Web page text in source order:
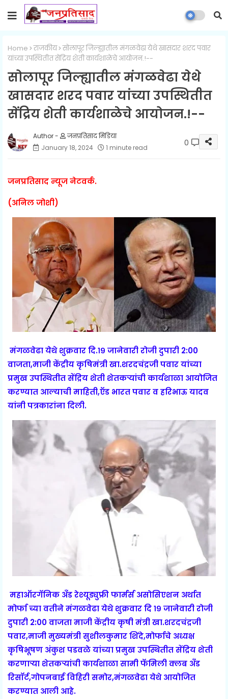
Home राजकीय सोलापूर जिल्ह्यातील मंगळवेढा येथे खासदार शरद पवार
यांच्या उपस्थितीत सेंद्रिय शेती कार्यशाळेचे आयोजन.!--
सोलापूर जिल्ह्यातील मंगळवेढा येथे
खासदार शरद पवार यांच्या उपस्थितीत
सेंद्रिय शेती कार्यशाळेचे आयोजन.!--
जनप्रतिसाद मिडिया
January 18, 2024
1 minute read 0
जनप्रतिसाद न्यूज नेटवर्क.
(अनिल जोशी)
मंगळवेढा येथे शुक्रवार दि.१९ जानेवारी रोजी दुपारी 2:00
वाजता,माजी केंद्रीय कृषिमंत्री खा.शरदचंद्रजी पवार यांच्या
प्रमुख उपस्थितीत सेंद्रिय शेती शेतकऱ्यांची कार्यशाळा आयोजित
करण्यात आल्याची माहिती,ऍड भारत पवार व हरिभाऊ यादव
यांनी पत्रकारांना दिली.
महाऑरगॅनिक अँड रेश्यूड्युफ्री फार्मर्स असोसिएशन अर्थात
मोर्फा च्या वतीने मंगळवेढा येथे शुक्रवार दि १९ जानेवारी रोजी
दुपारी 2:00 वाजता माजी केंद्रीय कृषी मंत्री खा.शरदचंद्रजी
पवार,माजी मुख्यमंत्री सुशीलकुमार शिंदे,मोर्फाचे अध्यक्ष
कृषिभूषण अंकुश पडवळे यांच्या प्रमुख उपस्थितीत सेंद्रिय शेती
करणाऱ्या शेतकऱ्यांची कार्यशाळा सामी फॅमिली क्लब अँड
रिसॉर्ट,गोपनबाई विहिरी समोर,मंगळवेढा येथे आयोजित
करण्यात आली आहे.